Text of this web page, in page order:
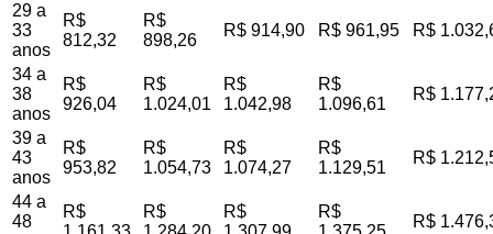
29 a
33
anos
R$
812,32
R$
898,26
R$ 914,90 R$ 961,95 R$
34 a
38
anos
R$
926,04
R$
1.024,01
R$
1.042,98
R$
1.096,61
R$
39 a
43
anos
R$
953,82
R$
1.054,73
R$
1.074,27
R$
1.129,51
R$
44 a
48
R$
R$
R$
R$
R$